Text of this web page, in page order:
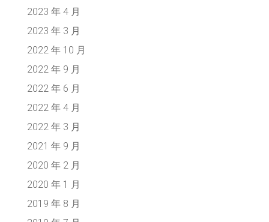
2023 年 4 月
2023 年 3 月
2022 年 10 月
2022 年 9 月
2022 年 6 月
2022 年 4 月
2022 年 3 月
2021 年 9 月
2020 年 2 月
2020 年 1 月
2019 年 8 月